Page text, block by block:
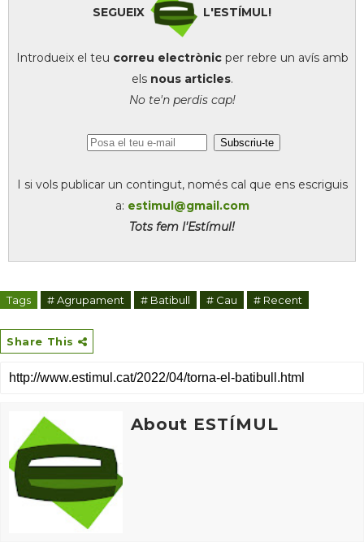
SEGUEIX L'ESTÍMUL!
Introdueix el teu correu electrònicper rebre un avís amb
els nous articles.
No te'n perdis cap!
I si vols publicar un contingut, només cal que ens escriguis
a: estimul@gmail.com
Tots fem l'Estímul!
Tags # Agrupament # Batibull # Cau # Recent
Share This
About ESTÍMUL